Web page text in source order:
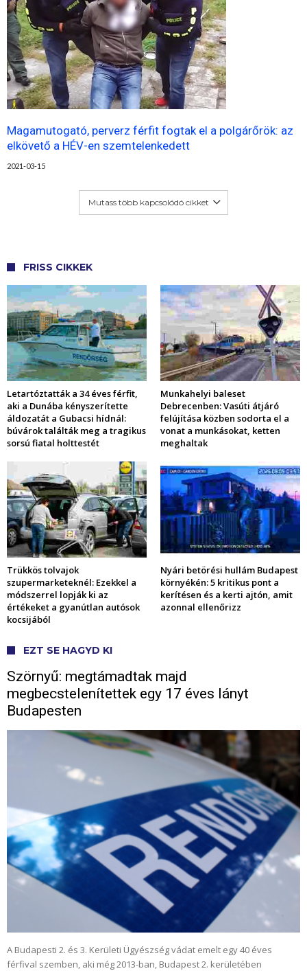
Magamutogató, perverz férfit fogtak el a polgárőrök: az
elkövető a HÉV-en szemtelenkedett
2021-03-15
Mutass több kapcsolódó cikket
FRISS CIKKEK
Letartóztatták a 34 éves férfit,
aki a Dunába kényszerítette
áldozatát a Gubacsi hídnál:
búvárok találták meg a tragikus
sorsú fiatal holttestét
Munkahelyi baleset
Debrecenben: Vasúti átjáró
felújítása közben sodorta el a
vonat a munkásokat, ketten
meghaltak
Trükkös tolvajok
szupermarketeknél: Ezekkel a
módszerrel lopják ki az
értékeket a gyanútlan autósok
kocsijából
Nyári betörési hullám Budapest
környékén: 5 kritikus pont a
kerítésen és a kerti ajtón, amit
azonnal ellenőrizz
EZT SE HAGYD KI
Szörnyű: megtámadtak majd
megbecstelenítettek egy 17 éves lányt
Budapesten
A Budapesti 2. és 3. Kerületi Ügyészség vádat emelt egy 40 éves
férfival szemben, aki még 2013-ban, Budapest 2. kerületében